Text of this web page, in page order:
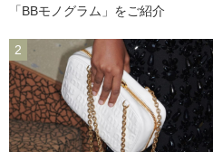
「BBモノグラム」をご紹介